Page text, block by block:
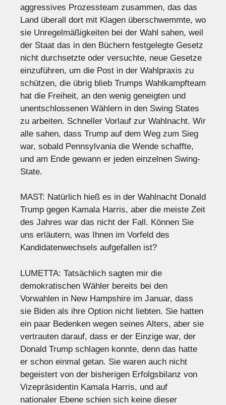
aggressives Prozessteam zusammen, das das
Land überall dort mit Klagen überschwemmte, wo
sie Unregelmäßigkeiten bei der Wahl sahen, weil
der Staat das in den Büchern festgelegte Gesetz
nicht durchsetzte oder versuchte, neue Gesetze
einzuführen, um die Post in der Wahlpraxis zu
schützen, die übrig blieb Trumps Wahlkampfteam
hat die Freiheit, an den wenig geneigten und
unentschlossenen Wählern in den Swing States
zu arbeiten. Schneller Vorlauf zur Wahlnacht. Wir
alle sahen, dass Trump auf dem Weg zum Sieg
war, sobald Pennsylvania die Wende schaffte,
und am Ende gewann er jeden einzelnen Swing-
State.
MAST: Natürlich hieß es in der Wahlnacht Donald
Trump gegen Kamala Harris, aber die meiste Zeit
des Jahres war das nicht der Fall. Können Sie
uns erläutern, was Ihnen im Vorfeld des
Kandidatenwechsels aufgefallen ist?
LUMETTA: Tatsächlich sagten mir die
demokratischen Wähler bereits bei den
Vorwahlen in New Hampshire im Januar, dass
sie Biden als ihre Option nicht liebten. Sie hatten
ein paar Bedenken wegen seines Alters, aber sie
vertrauten darauf, dass er der Einzige war, der
Donald Trump schlagen konnte, denn das hatte
er schon einmal getan. Sie waren auch nicht
begeistert von der bisherigen Erfolgsbilanz von
Vizepräsidentin Kamala Harris, und auf
nationaler Ebene schien sich keine dieser